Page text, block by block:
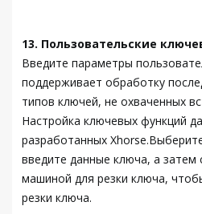
13. Пользовательские
Введите параметры
поддерживает обработку
типов ключей, не охваченных
Настройка ключевых функций
разработанных
введите данные ключа, а затем
машиной для резки ключа,
резки ключа.